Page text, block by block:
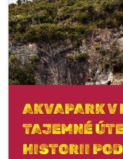
AKVAPARK V
TAJEMNÉ
HISTORII